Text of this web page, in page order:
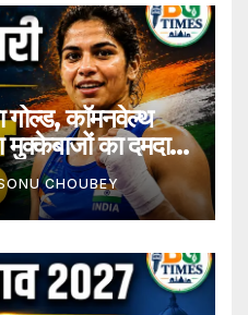
गोल्ड, कॉमनवेल्थ
मुक्केबाजों का दमदार
CHOUBEY